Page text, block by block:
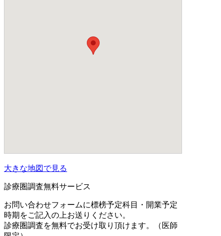
大きな地図で見る
診療圏調査無料サービス
お問い合わせフォームに標榜予定科目・開業予定
時期をご記入の上お送りください。
診療圏調査を無料でお受け取り頂けます。（医師